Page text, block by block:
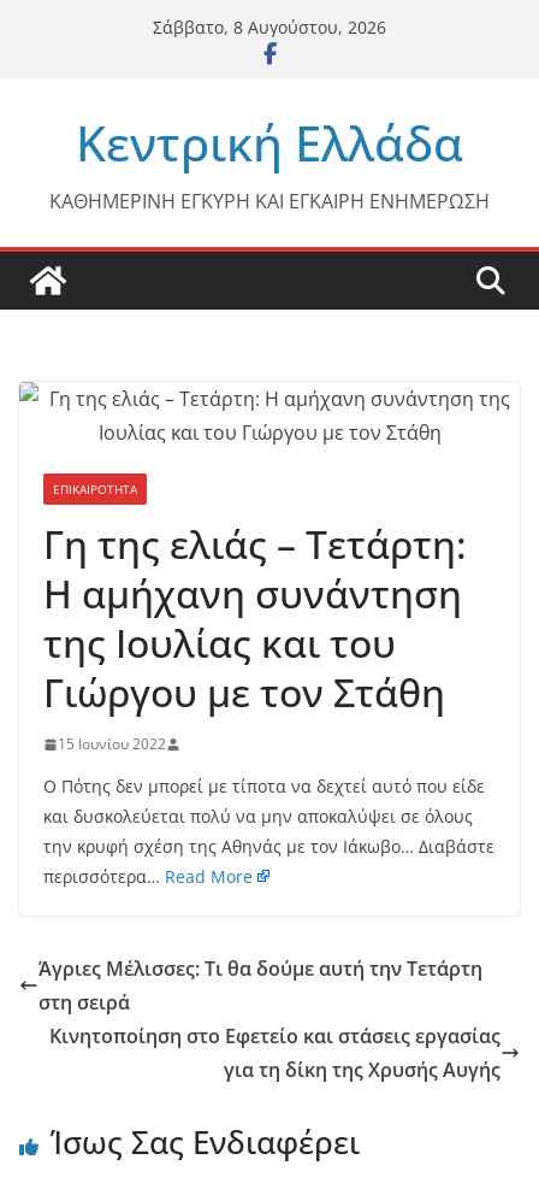
Σάββατο, 8 Αυγούστου, 2026
Κεντρική Ελλάδα
ΚΑΘΗΜΕΡΙΝΗ ΕΓΚΥΡΗ ΚΑΙ ΕΓΚΑΙΡΗ ΕΝΗΜΕΡΩΣΗ
ΕΠΙΚΑΙΡΟΤΗΤΑ
Γη της ελιάς – Τετάρτη:
Η αμήχανη συνάντηση
της Ιουλίας και του
Γιώργου με τον Στάθη
15 Ιουνίου 2022
Ο Πότης δεν μπορεί με τίποτα να δεχτεί αυτό που είδε
και δυσκολεύεται πολύ να μην αποκαλύψει σε όλους
την κρυφή σχέση της Αθηνάς με τον Ιάκωβο… Διαβάστε
περισσότερα… Read More
Άγριες Μέλισσες: Τι θα δούμε αυτή την Τετάρτη
στη σειρά
Κινητοποίηση στο Εφετείο και στάσεις εργασίας
για τη δίκη της Χρυσής Αυγής
Ίσως Σας Ενδιαφέρει